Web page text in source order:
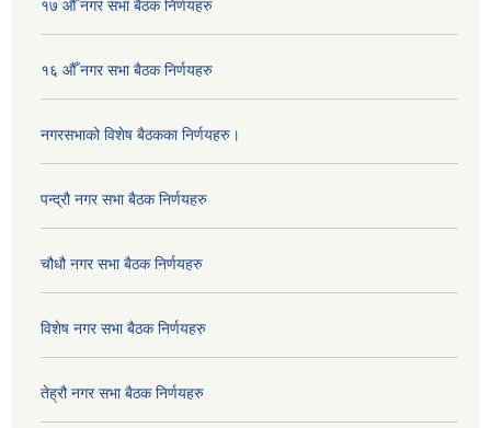
१७ औँ नगर सभा बैठक निर्णयहरु
१६ औँ नगर सभा बैठक निर्णयहरु
नगरसभाको विशेष बैठकका निर्णयहरु।
पन्द्रौ नगर सभा बैठक निर्णयहरु
चौधौ नगर सभा बैठक निर्णयहरु
विशेष नगर सभा बैठक निर्णयहरु
तेह्रौ नगर सभा बैठक निर्णयहरु